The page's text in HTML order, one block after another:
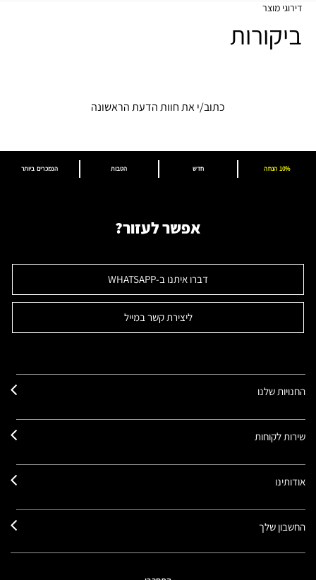
דירוגי מוצר
ביקורות
כתוב/י את חוות הדעת הראשונה
הנמכרים ביותר הטבות חדש 10% הנחה
אפשר לעזור?
דברו איתנו ב-WHATSAPP
ליצירת קשר במייל
החנויות שלנו
שירות לקוחות
אודותינו
החשבון שלך